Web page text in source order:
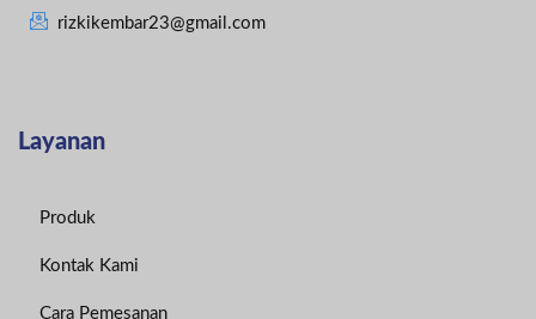
rizkikembar23@gmail.com
Layanan
Produk
Kontak Kami
Cara Pemesanan